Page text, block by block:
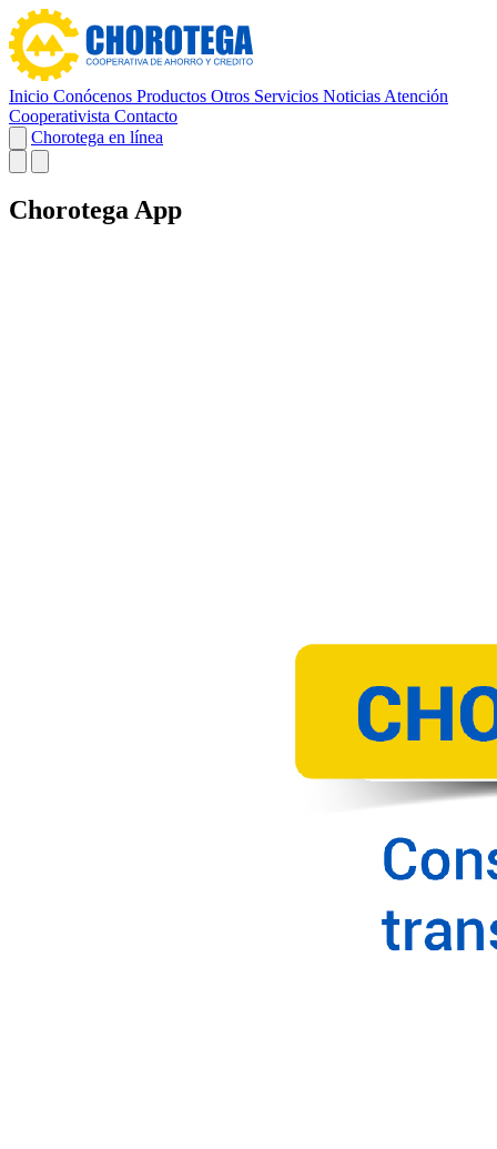
Inicio Conócenos Productos Otros Servicios Noticias Atención
Cooperativista Contacto
Chorotega en línea
Chorotega App